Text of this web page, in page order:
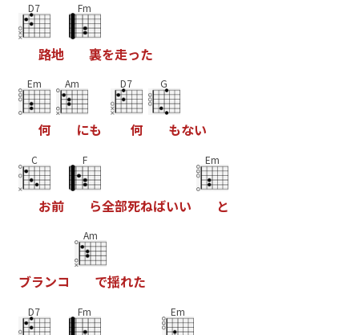
D7
路地
Fm
裏を走った
Em
何
Am
にも
D7
何
G
もない
C
お前
F
ら全部死ねばいい
Em
と
ブランコ
Am
で揺れた
D7 Fm Em